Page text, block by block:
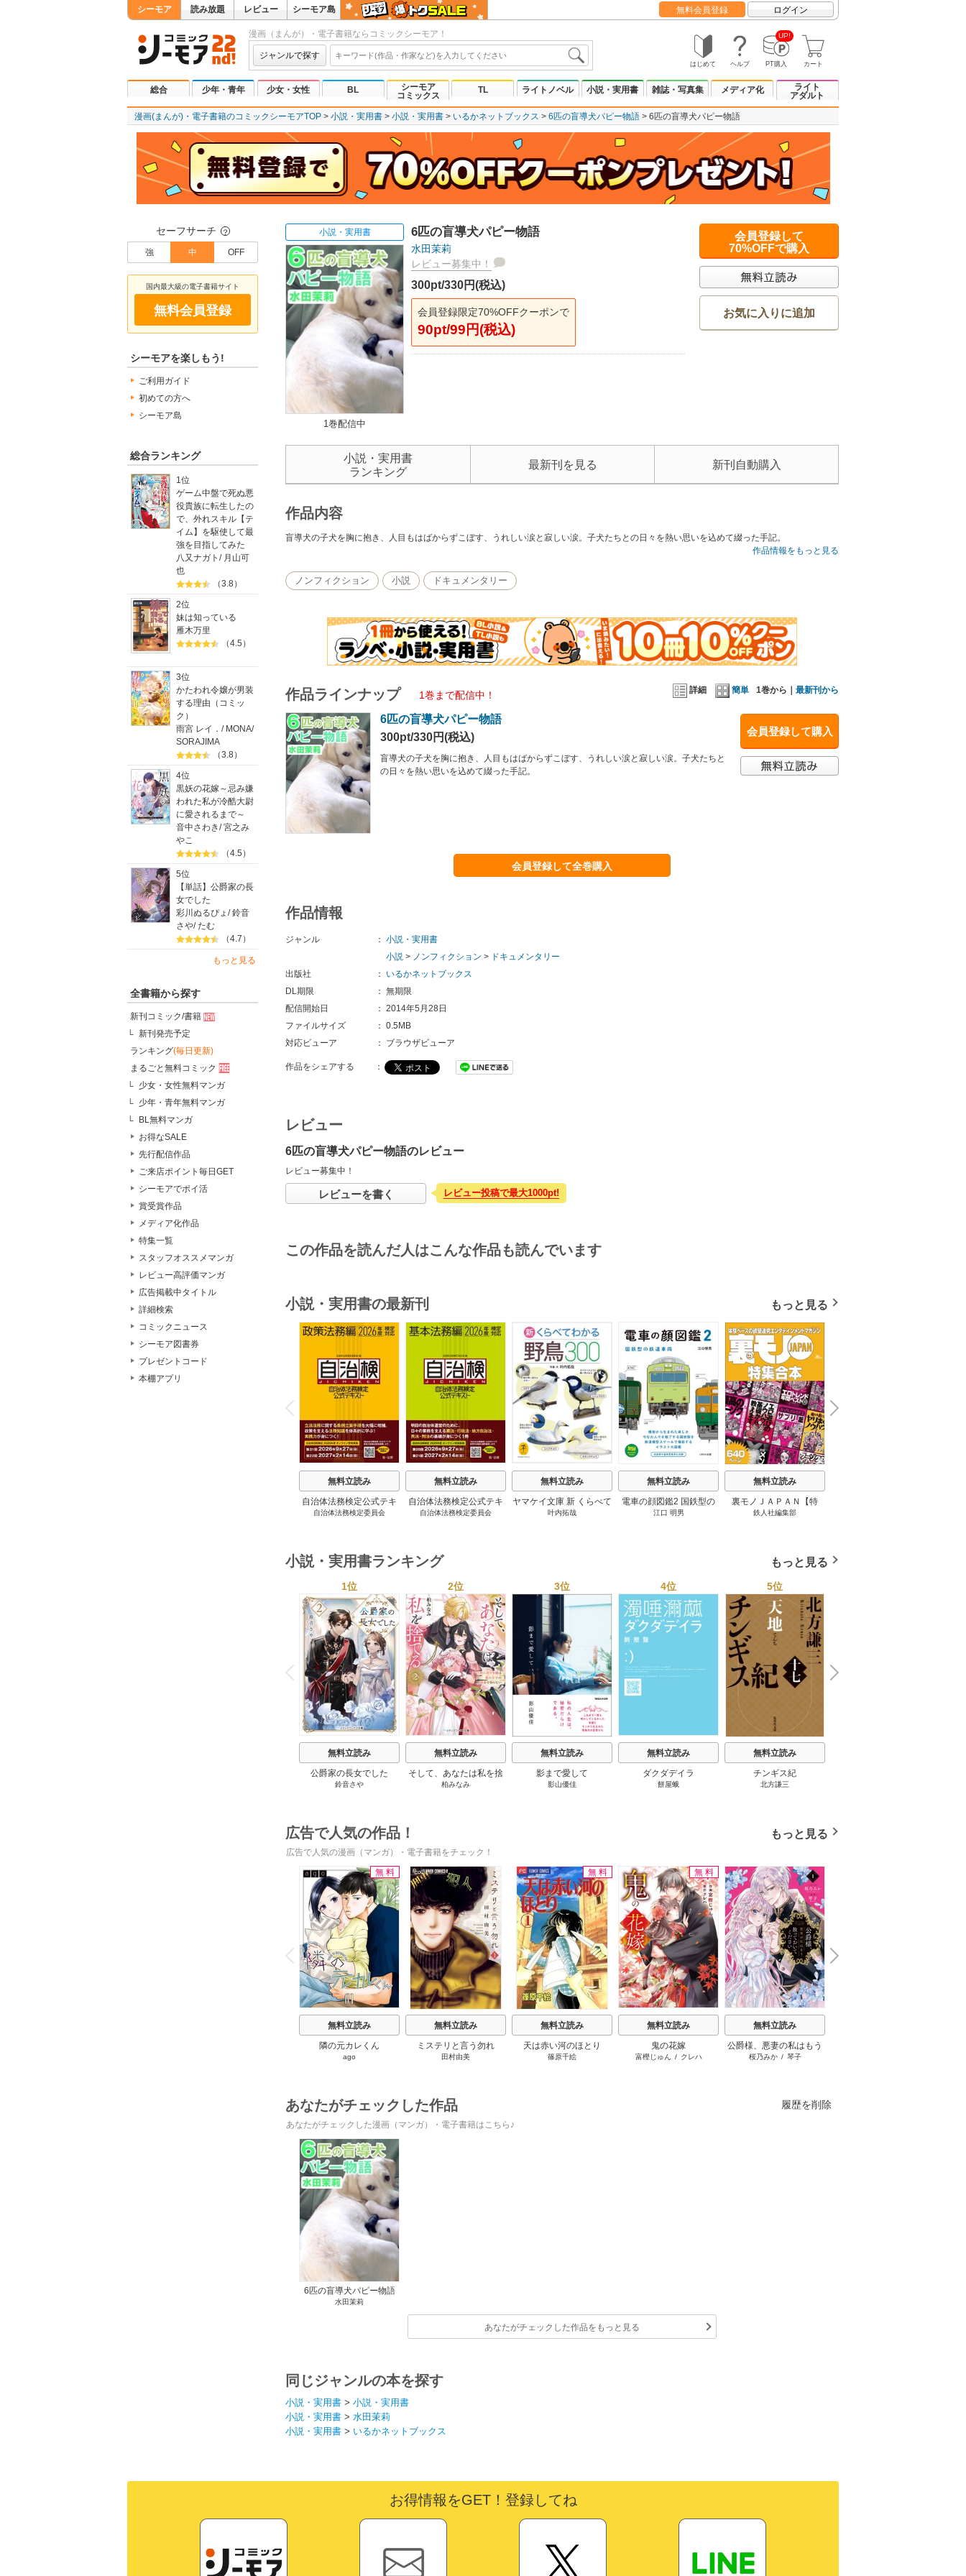
シーモア 読み放題 レビュー シーモア島 無料会員登録 ログイン
漫画（まんが）・電子書籍ならコミックシーモア！
ジャンルで探す
はじめて ヘルプ
UP!
PT購入 カート
総合 少年・青年 少女・女性 BL
シーモア
コミックス
TL ライトノベル 小説・実用書 雑誌・写真集 メディア化
ライト
アダルト
漫画(まんが)・電子書籍のコミックシーモアTOP 小説・実用書 小説・実用書 いるかネットブックス 6匹の盲導犬パピー物語 6匹の盲導犬パピー物語
セーフサーチ ？
強 中 OFF
国内最大級の電子書籍サイト
無料会員登録
シーモアを楽しもう!
ご利用ガイド
初めての方へ
シーモア島
総合ランキング
1位
ゲーム中盤で死ぬ悪
役貴族に転生したの
で、外れスキル【テ
イム】を駆使して最
強を目指してみた
八又ナガト / 月山可
也
（3.8）
2位
妹は知っている
雁木万里
（4.5）
3位
かたわれ令嬢が男装
する理由（コミッ
ク）
雨宮 レイ． / MONA/
SORAJIMA
（3.8）
4位
黒妖の花嫁～忌み嫌
われた私が冷酷大尉
に愛されるまで～
音中さわき/宮之み
やこ
（4.5）
5位
【単話】公爵家の長
女でした
彩川ぬるぴょ /鈴音
さや/たむ
（4.7）
もっと見る
全書籍から探す
新刊コミック/書籍
新刊発売予定
ランキング(毎日更新)
まるごと無料コミック
少女・女性無料マンガ
少年・青年無料マンガ
BL無料マンガ
お得なSALE
先行配信作品
ご来店ポイント毎日GET
シーモアでポイ活
賞受賞作品
メディア化作品
特集一覧
スタッフオススメマンガ
レビュー高評価マンガ
広告掲載中タイトル
詳細検索
コミックニュース
シーモア図書券
プレゼントコード
本棚アプリ
小説・実用書
1巻配信中
6匹の盲導犬パピー物語
水田茉莉
レビュー募集中！
300pt/330円(税込)
会員登録限定70%OFFクーポンで
90pt/99円(税込)
会員登録して
70%OFFで購入
お気に入りに追加
小説・実用書
ランキング
最新刊を見る 新刊自動購入
作品内容
盲導犬の子犬を胸に抱き、人目もはばからずこぼす、うれしい涙と寂しい涙。子犬たちとの日々を熱い思いを込めて綴った手記。
作品情報をもっと見る
ノンフィクション 小説 ドキュメンタリー
詳細 簡単 1巻から｜ 最新刊から
作品ラインナップ 1巻まで配信中！
会員登録して購入
6匹の盲導犬パピー物語
300pt/330円(税込)
盲導犬の子犬を胸に抱き、人目もはばからずこぼす、うれしい涙と寂しい涙。子犬たちと
の日々を熱い思いを込めて綴った手記。
会員登録して全巻購入
作品情報
ジャンル ： 小説・実用書
小説 > ノンフィクション > ドキュメンタリー
出版社
：
いるかネットブックス
DL期限
： 無期限
配信開始日
： 2014年5月28日
ファイルサイズ
： 0.5MB
対応ビューア
： ブラウザビューア
作品をシェアする ：
レビュー
6匹の盲導犬パピー物語のレビュー
レビュー募集中！
レビューを書く レビュー投稿で最大1000pt!
この作品を読んだ人はこんな作品も読んでいます
小説・実用書の最新刊 もっと見る
P
r
e
i
o
u
s
無料立読み
自治体法務検定公式テキ
スト 政策法務編 ２０
自治体法務検定委員会
無料立読み
自治体法務検定公式テキ
スト 基本法務編 ２０
自治体法務検定委員会
無料立読み
ヤマケイ文庫 新 くらべて
わかる野鳥300 1巻
叶内拓哉
無料立読み
電車の顔図鑑2 国鉄型の
鉄道車両 1巻
江口 明男
無料立読み
裏モノＪＡＰＡＮ【特
集】★超ボリューム版６
トレンド年間ベスト★お
っさん５０人の体験から
学ぶ★夢のようなエロい
楽園３０ 1巻
鉄人社編集部
N
e
x
t
小説・実用書ランキング もっと見る
P
r
e
v
i
o
u
s
1位
無料立読み
公爵家の長女でした
鈴音さや
2位
無料立読み
そして、あなたは私を捨
てる
柏みなみ
3位
無料立読み
影まで愛して
影山優佳
4位
無料立読み
ダクダデイラ
餅屋蛾
5位
無料立読み
チンギス紀
北方謙三
N
x
広告で人気の作品！ もっと見る
広告で人気の漫画（マンガ）・電子書籍をチェック！
P
r
e
v
i
o
u
s
無料
無料立読み
隣の元カレくん
ago
無料立読み
ミステリと言う勿れ
田村由美
無料
無料立読み
天は赤い河のほとり
篠原千絵
無料
無料立読み
鬼の花嫁
富樫じゅん / クレハ
無料立読み
公爵様、悪妻の私はもう
放っておいてください
桜乃みか/ 琴子
N
e
x
t
あなたがチェックした作品 履歴を削除
あなたがチェックした漫画（マンガ）・電子書籍はこちら♪
6匹の盲導犬パピー物語
水田茉莉
あなたがチェックした作品をもっと見る
同じジャンルの本を探す
小説・実用書 > 小説・実用書
小説・実用書 > 水田茉莉
小説・実用書 > いるかネットブックス
お得情報をGET！登録してね